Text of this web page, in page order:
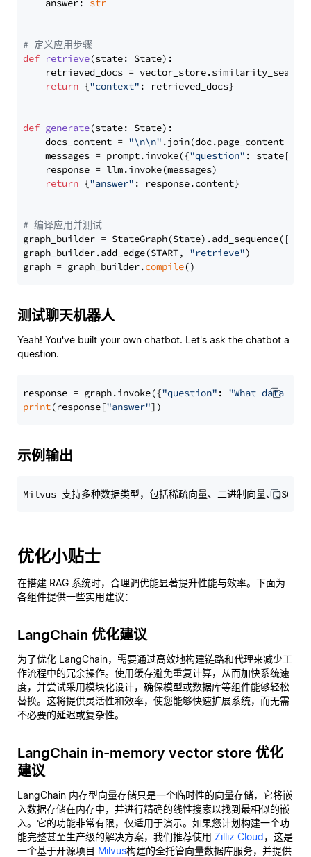
    answer:
str
# 定义应用步骤
def retrieve(state: State):
retrieved_docs =
return {"context" : retrieved_docs}
def generate(state: State):
    docs_content =
"\n\n" .join(doc.page_content
    messages = prompt.invoke({
"question" : state[
    response = llm.invoke(messages)
return {"answer" : response.content}
# 编译应用并测试
graph_builder =
graph_builder.add_edge(START, "retrieve")
graph = graph_builder.compile
测试聊天机器人
Yeah! You've built your own chatbot. Let's ask the chatbot a
question.
response = graph.invoke({"question" : "What data
print(response["answer"
示例输出
优化小贴士
在搭建 RAG 系统时，合理调优能显著提升性能与效率。下面为
各组件提供一些实用建议：
LangChain 优化建议
为了优化 LangChain，需要通过高效地构建链路和代理来减少工
作流程中的冗余操作。使用缓存避免重复计算，从而加快系统速
度，并尝试采用模块化设计，确保模型或数据库等组件能够轻松
替换。这将提供灵活性和效率，使您能够快速扩展系统，而无需
不必要的延迟或复杂性。
LangChain in-memory vector store 优化
建议
LangChain 内存型向量存储只是一个临时性的向量存储，它将嵌
入数据存储在内存中，并进行精确的线性搜索以找到最相似的嵌
入。它的功能非常有限，仅适用于演示。如果您计划构建一个功
能完整甚至生产级的解决方案，我们推荐使用 Zilliz Cloud，这是
一个基于开源项目 Milvus构建的全托管向量数据库服务，并提供